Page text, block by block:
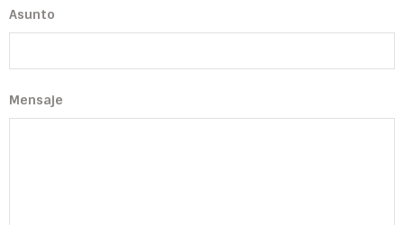
Asunto
Mensaje